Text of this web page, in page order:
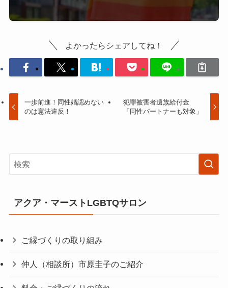
よかったらシェアしてね！
一歩前進！同性婚認めない
のは憲法違反！
犯罪被害者遺族給付金
「同性パートナーも対象」
アクア・マーストLGBTQサロン
ご縁づくりの取り組み
仲人（相談所）市原圭子のご紹介